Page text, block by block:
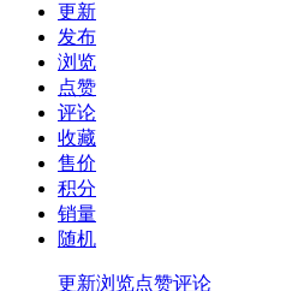
更新
发布
浏览
点赞
评论
收藏
售价
积分
销量
随机
更新浏览点赞评论